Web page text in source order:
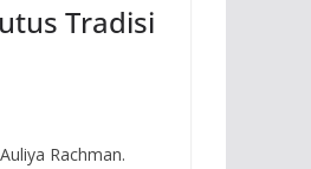
Tradisi
Rachman.